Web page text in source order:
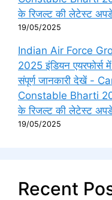
के रिजल्ट की लेटेस्ट
19/05/2025
Indian Air Force
2025 इंडियन एयरफोर्स
संपूर्ण जानकारी देखें -
Constable Bharti
के रिजल्ट की लेटेस्ट
19/05/2025
Recent